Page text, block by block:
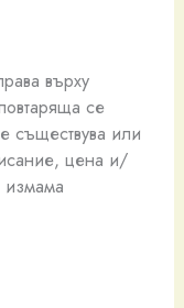
върху
се
съществува или
цена и/